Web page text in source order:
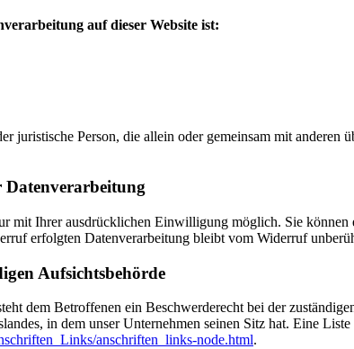
auf dieser Website ist:
juristische Person, die allein oder gemeinsam mit
mit Ihrer ausdrücklichen Einwilligung möglich. Sie
erfolgten Datenverarbeitung bleibt vom Widerruf
Aufsichtsbehörde
dem Betroffenen ein Beschwerderecht bei der
in dem unser Unternehmen seinen Sitz hat. Eine
anschriften_links-node.html.